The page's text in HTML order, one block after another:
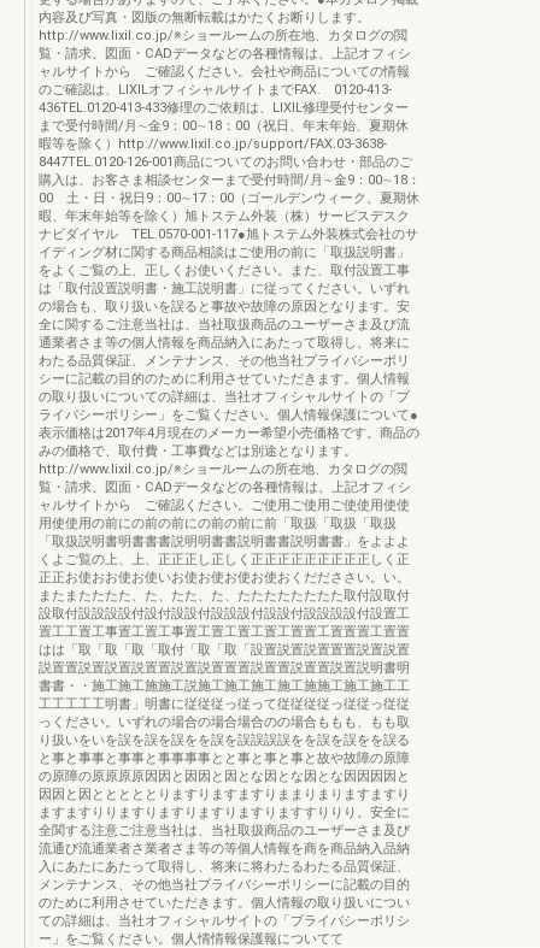
内容及び写真・図版の無断転載はかたくお断りします。
http://www.lixil.co.jp/※ショールームの所在地、カタログの閲
覧・請求、図面・CADデータなどの各種情報は、上記オフィシ
ャルサイトから ご確認ください。会社や商品についての情報
のご確認は、LIXILオフィシャルサイトまでFAX. 0120-413-
436TEL.0120-413-433修理のご依頼は、LIXIL修理受付センター
まで受付時間/月∼金9：00∼18：00（祝日、年末年始、夏期休
暇等を除く）http://www.lixil.co.jp/support/FAX.03-3638-
8447TEL.0120-126-001商品についてのお問い合わせ・部品のご
購入は、お客さま相談センターまで受付時間/月∼金9：00∼18：
00 土・日・祝日9：00∼17：00（ゴールデンウィーク、夏期休
暇、年末年始等を除く）旭トステム外装（株）サービスデスク
ナビダイヤル TEL.0570-001-117●旭トステム外装株式会社のサ
イディング材に関する商品相談はご使用の前に「取扱説明書」
をよくご覧の上、正しくお使いください。また、取付設置工事
は「取付設置説明書・施工説明書」に従ってください。いずれ
の場合も、取り扱いを誤ると事故や故障の原因となります。安
全に関するご注意当社は、当社取扱商品のユーザーさま及び流
通業者さま等の個人情報を商品納入にあたって取得し、将来に
わたる品質保証、メンテナンス、その他当社プライバシーポリ
シーに記載の目的のために利用させていただきます。個人情報
の取り扱いについての詳細は、当社オフィシャルサイトの「プ
ライバシーポリシー」をご覧ください。個人情報保護について●
表示価格は2017年4月現在のメーカー希望小売価格です。商品の
みの価格で、取付費・工事費などは別途となります。
http://www.lixil.co.jp/※ショールームの所在地、カタログの閲
覧・請求、図面・CADデータなどの各種情報は、上記オフィシ
ャルサイトから ご確認ください。ご使用ご使用ご使使用使使
用使使用の前にの前の前にの前の前に前「取扱「取扱「取扱
「取扱説明書明書書書説明明書書説明書書説明書書」をよよよ
くよご覧の上、上、正正正し正しく正正正正正正正正正しく正
正正お使おお使お使いお使お使お使お使おくだだささい。い。
またまたたたた、た、たた、た、たたたたたたたた取付設取付
設取付設設設設付設付設設付設設設付設設付設設設設付設置工
置工工置工事置工置工事置工置工置工置工置置工置置置工置置
はは「取「取「取「取付「取「取「設置説置説置置置説置説置
説置置説置説置説置置説置説置置置説置置説置置説置説明書明
書書・・施工施工施施工説施工施工施工施工施施工施工施工工
工工工工工明書」明書に従従従っ従って従従従従っ従従っ従従
っください。いずれの場合の場合場合のの場合ももも、もも取
り扱いをいを誤を誤を誤をを誤を誤誤誤誤をを誤を誤をを誤る
と事と事事と事事と事事事事とと事と事と事と故や故障の原障
の原障の原原原原因因と因因と因とな因とな因とな因因因因と
因因と因とととととりますりますますりままりまりますますり
ますますりりますりますりますりますりますすりりり。安全に
全関する注意ご注意当社は、当社取扱商品のユーザーさま及び
流通び流通業者さ業者さま等の等個人情報を商を商品納入品納
入にあたにあたって取得し、将来に将わたるわたる品質保証、
メンテナンス、その他当社プライバシーポリシーに記載の目的
のために利用させていただきます。個人情報の取り扱いについ
ての詳細は、当社オフィシャルサイトの「プライバシーポリシ
ー」をご覧ください。個人情情報保護報についてて